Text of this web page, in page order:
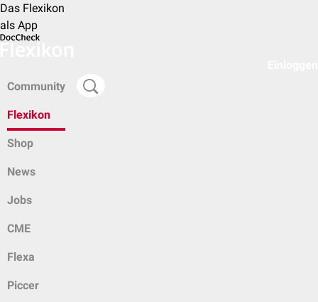
Das Flexikon
als App
Community
Flexikon
Shop
News
Jobs
CME
Flexa
Piccer